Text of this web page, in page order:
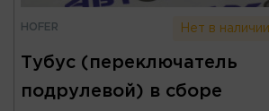
HOFER Нет в наличии
Тубус (переключатель
подрулевой) в сборе